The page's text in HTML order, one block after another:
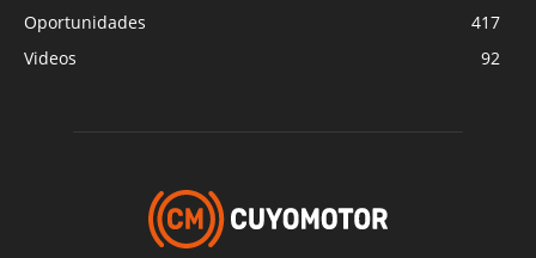
Oportunidades
417
Videos
92